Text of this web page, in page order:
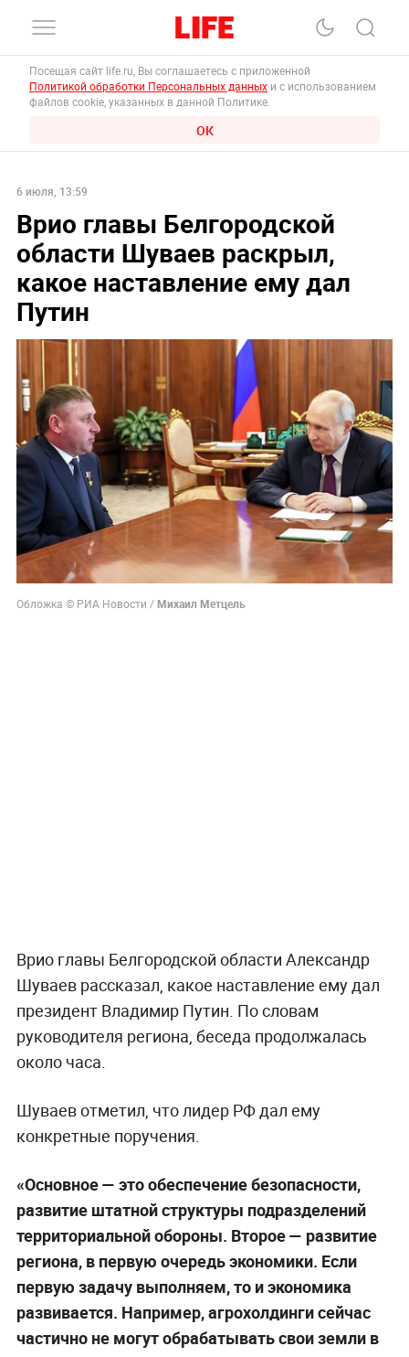
Посещая сайт life.ru, Вы соглашаетесь с приложенной
Политикой обработки Персональных данных и с использованием
файлов cookie, указанных в данной Политике.
ОК
6 июля, 13:59
Врио главы Белгородской
области Шуваев раскрыл,
какое наставление ему дал
Путин
Обложка © РИА Новости /Михаил Метцель
Врио главы Белгородской области Александр
Шуваев рассказал, какое наставление ему дал
президент Владимир Путин. По словам
руководителя региона, беседа продолжалась
около часа.
Шуваев отметил, что лидер РФ дал ему
конкретные поручения.
«Основное — это обеспечение безопасности,
развитие штатной структуры подразделений
территориальной обороны. Второе — развитие
региона, в первую очередь экономики. Если
первую задачу выполняем, то и экономика
развивается. Например, агрохолдинги сейчас
частично не могут обрабатывать свои земли в